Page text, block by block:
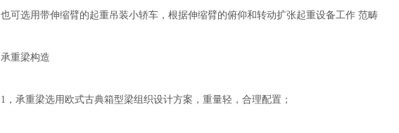
也可选用带伸缩臂的起重吊装小轿车，根据伸缩臂的俯仰和转动扩张起重设备工作 范畴
承重梁构造
1，承重梁选用欧式古典箱型梁组织设计方案，重量轻，合理配置；